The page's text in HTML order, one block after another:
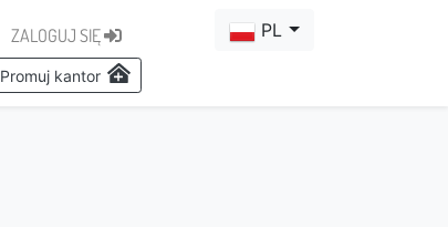
ZALOGUJ SIĘ
Promuj kantor
PL